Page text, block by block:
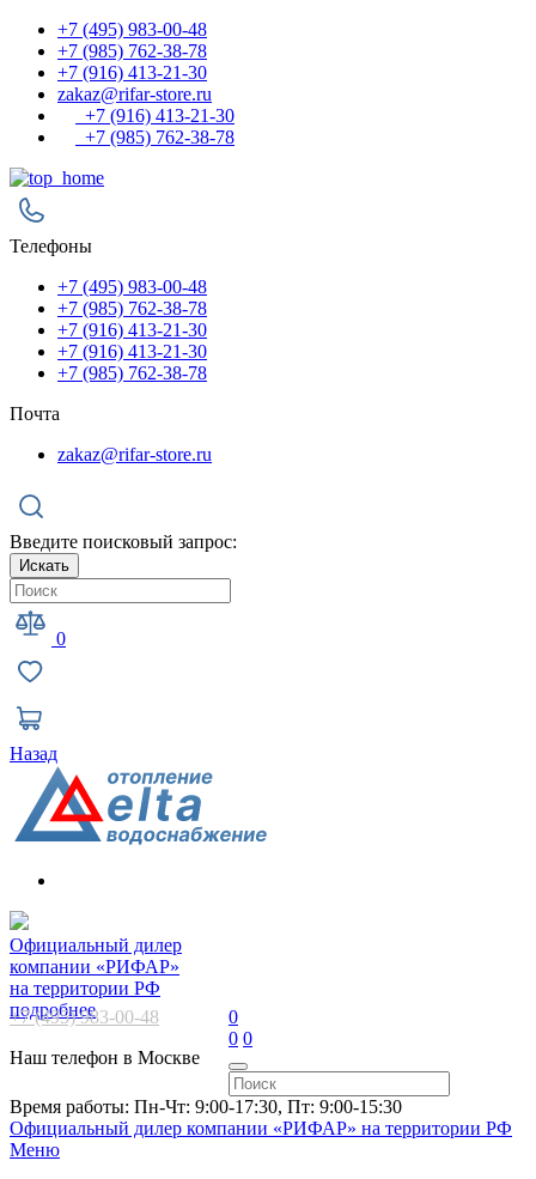
+7 (495) 983-00-48
+7 (985) 762-38-78
+7 (916) 413-21-30
zakaz@rifar-store.ru
+7 (916) 413-21-30
+7 (985) 762-38-78
Телефоны
+7 (495) 983-00-48
+7 (985) 762-38-78
+7 (916) 413-21-30
+7 (916) 413-21-30
+7 (985) 762-38-78
Почта
zakaz@rifar-store.ru
Введите поисковый запрос:
Искать
0
Назад
Официальный дилер
компании «РИФАР»
на территории РФ
подробнее
+7 (495) 983-00-48
Наш телефон в Москве
0
0 0
Время работы: Пн-Чт: 9:00-17:30, Пт: 9:00-15:30
Официальный дилер компании «РИФАР» на территории РФ
Меню